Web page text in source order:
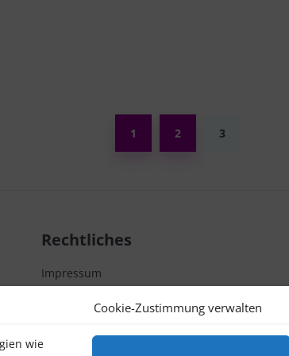
Cookie-Zustimmung verwalten
wie
1 2 3
Rechtliches
Impressum
Datenschutzerklärung